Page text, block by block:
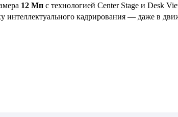
12 Мп с технологией Center Stage и Desk
интеллектуального кадрирования — даже в